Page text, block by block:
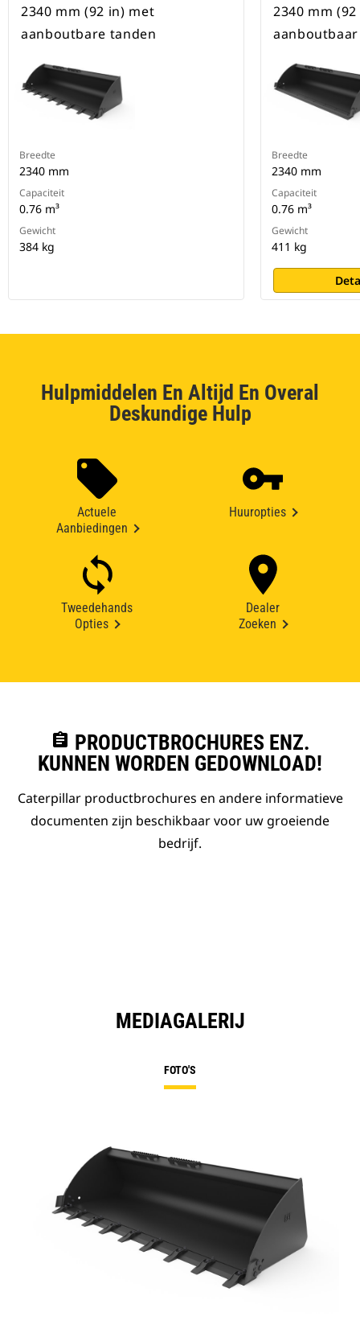
2340 mm (92 in) met
aanboutbare tanden
Breedte
2340 mm
Capaciteit
0.76 m³
Gewicht
384 kg
2340 mm
Breedte
2340 mm
Capaciteit
0.76 m³
Gewicht
411 kg
Hulpmiddelen En Altijd En Overal
Deskundige Hulp
Actuele
Aanbiedingen
Huuropties
Tweedehands
Opties
Dealer
Zoeken
assignment PRODUCTBROCHURES ENZ.
KUNNEN WORDEN GEDOWNLOAD!
Caterpillar productbrochures en andere informatieve
documenten zijn beschikbaar voor uw groeiende
bedrijf.
MEDIAGALERIJ
FOTO'S